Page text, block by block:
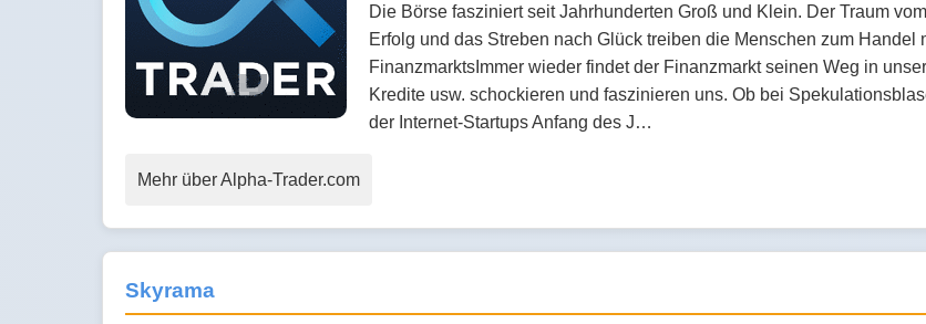
Die Börse fasziniert seit Jahrhunderten Groß und Klein. Der Traum
Erfolg und das Streben nach Glück treiben die Menschen zum
FinanzmarktsImmer wieder findet der Finanzmarkt seinen Weg in
Kredite usw. schockieren und faszinieren uns. Ob bei
der Internet-Startups Anfang des J…
Mehr über Alpha-Trader.com
Skyrama